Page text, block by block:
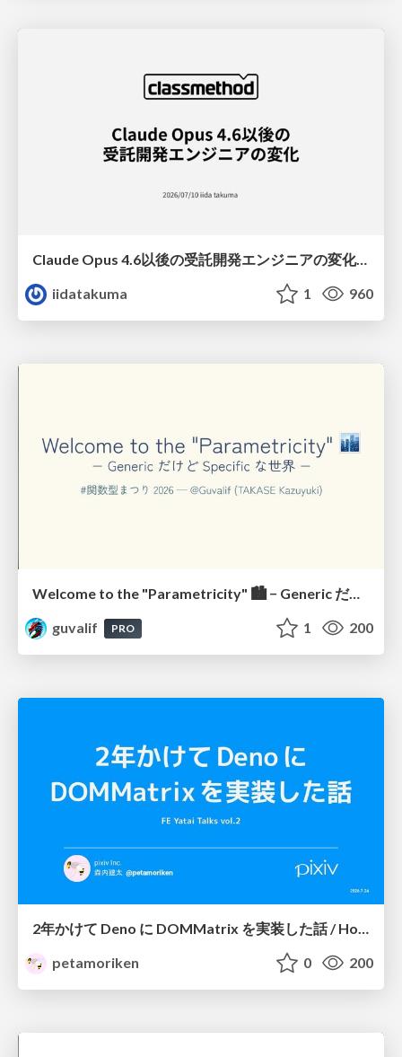
Claude Opus 4.6以後の受託開発エンジニアの変化(Claude Code開発ノウハウ大公開スペシャルbyクラスメソッド)
iidatakuma
1 960
Welcome to the "Parametricity" 🏙️ − Generic だけど Specific な世界 −
guvalif
PRO 1 200
petamoriken
0 200